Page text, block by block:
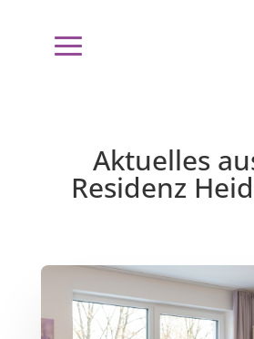
Aktuelles
Residenz